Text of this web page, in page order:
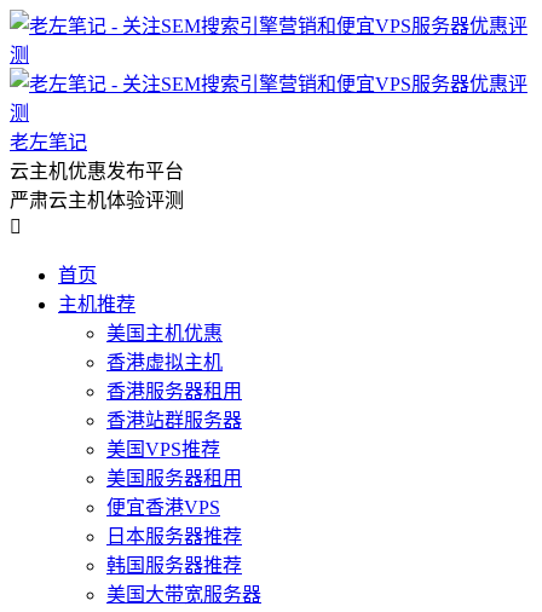
老左笔记
云主机优惠发布平台
严肃云主机体验评测

首页
主机推荐
美国主机优惠
香港虚拟主机
香港服务器租用
香港站群服务器
美国VPS推荐
美国服务器租用
便宜香港VPS
日本服务器推荐
韩国服务器推荐
美国大带宽服务器